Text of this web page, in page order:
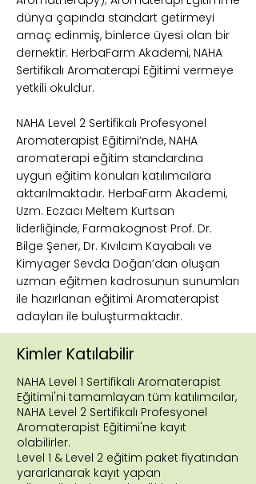
dünya çapında standart getirmeyi
amaç edinmiş, binlerce üyesi olan bir
dernektir. HerbaFarm Akademi, NAHA
Sertifikalı Aromaterapi Eğitimi vermeye
yetkili okuldur.
NAHA Level 2 Sertifikalı Profesyonel
Aromaterapist Eğitimi’nde, NAHA
aromaterapi eğitim standardına
uygun eğitim konuları katılımcılara
aktarılmaktadır. HerbaFarm Akademi,
Uzm. Eczacı Meltem Kurtsan
liderliğinde, Farmakognost Prof. Dr.
Bilge Şener, Dr. Kıvılcım Kayabalı ve
Kimyager Sevda Doğan’dan oluşan
uzman eğitmen kadrosunun sunumları
ile hazırlanan eğitimi Aromaterapist
adayları ile buluşturmaktadır.
Kimler Katılabilir
NAHA Level 1 Sertifikalı Aromaterapist
Eğitimi'ni tamamlayan tüm katılımcılar,
NAHA Level 2 Sertifikalı Profesyonel
Aromaterapist Eğitimi'ne kayıt
olabilirler.
Level 1 & Level 2 eğitim paket fiyatından
yararlanarak kayıt yapan